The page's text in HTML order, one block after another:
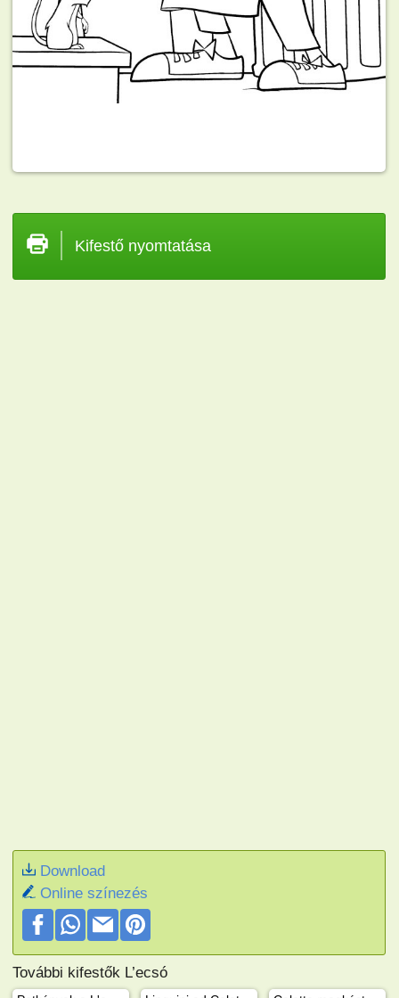
Kifestő nyomtatása
Download
Online színezés
További kifestők L’ecsó